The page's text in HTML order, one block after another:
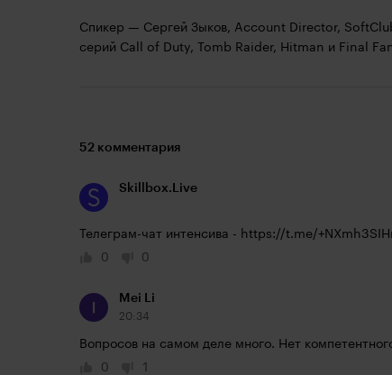
Спикер — Сергей Зыков, Account Director,
серий Call of Duty, Tomb Raider, Hitman и Final
52 комментария
Skillbox.Live
Телеграм-чат интенсива - https://t.me/
0
0
Mei Li
20:34
Вопросов на самом деле много. Нет
0
1